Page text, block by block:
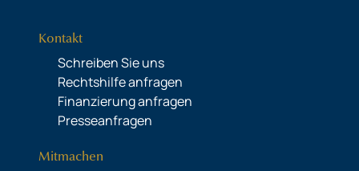
Kontakt
Schreiben Sie uns
Rechtshilfe anfragen
Finanzierung anfragen
Presseanfragen
Mitmachen